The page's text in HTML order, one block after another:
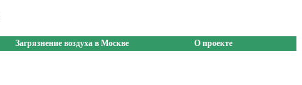
Загрязнение воздуха в Москве О проекте